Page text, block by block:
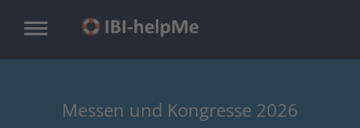
Inhalt
Messen und Kongresse 2026